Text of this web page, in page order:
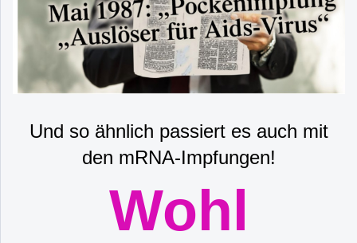
Und so ähnlich passiert es auch mit
den mRNA-Impfungen!
Wohl